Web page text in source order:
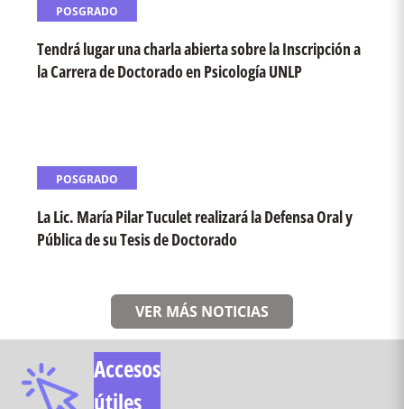
POSGRADO
Tendrá lugar una charla abierta sobre la Inscripción a
la Carrera de Doctorado en Psicología UNLP
POSGRADO
La Lic. María Pilar Tuculet realizará la Defensa Oral y
Pública de su Tesis de Doctorado
VER MÁS NOTICIAS
Accesos
útiles